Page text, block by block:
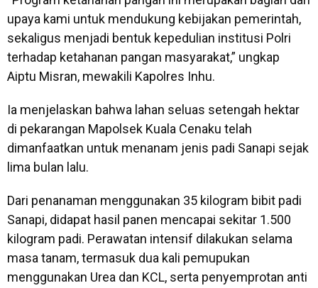
upaya kami untuk mendukung kebijakan pemerintah,
sekaligus menjadi bentuk kepedulian institusi Polri
terhadap ketahanan pangan masyarakat,” ungkap
Aiptu Misran, mewakili Kapolres Inhu.
Ia menjelaskan bahwa lahan seluas setengah hektar
di pekarangan Mapolsek Kuala Cenaku telah
dimanfaatkan untuk menanam jenis padi Sanapi sejak
lima bulan lalu.
Dari penanaman menggunakan 35 kilogram bibit padi
Sanapi, didapat hasil panen mencapai sekitar 1.500
kilogram padi. Perawatan intensif dilakukan selama
masa tanam, termasuk dua kali pemupukan
menggunakan Urea dan KCL, serta penyemprotan anti